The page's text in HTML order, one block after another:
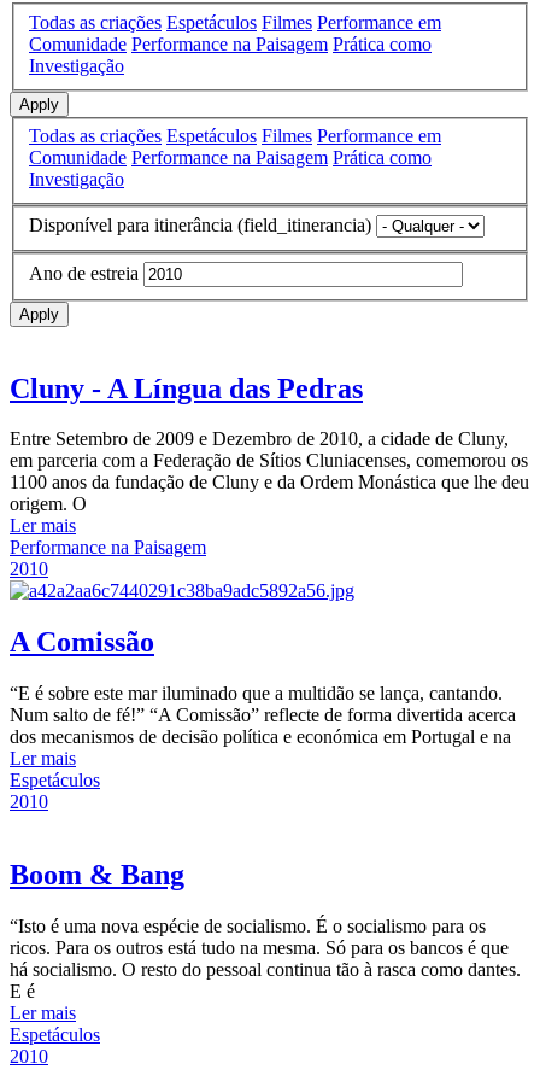
Todas as criações Espetáculos Filmes Performance em
Comunidade Performance na Paisagem Prática como
Investigação
Apply
Todas as criações Espetáculos Filmes Performance em
Comunidade Performance na Paisagem Prática como
Investigação
Disponível para itinerância (field_itinerancia)
Ano de estreia
Apply
Cluny - A Língua das Pedras
Entre Setembro de 2009 e Dezembro de 2010, a cidade de Cluny,
em parceria com a Federação de Sítios Cluniacenses, comemorou os
1100 anos da fundação de Cluny e da Ordem Monástica que lhe deu
origem. O
Ler mais
Performance na Paisagem
2010
A Comissão
“E é sobre este mar iluminado que a multidão se lança, cantando.
Num salto de fé!” “A Comissão” reflecte de forma divertida acerca
dos mecanismos de decisão política e económica em Portugal e na
Ler mais
Espetáculos
2010
Boom & Bang
“Isto é uma nova espécie de socialismo. É o socialismo para os
ricos. Para os outros está tudo na mesma. Só para os bancos é que
há socialismo. O resto do pessoal continua tão à rasca como dantes.
E é
Ler mais
Espetáculos
2010